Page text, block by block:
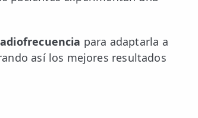
para adaptarla a
así los mejores resultados